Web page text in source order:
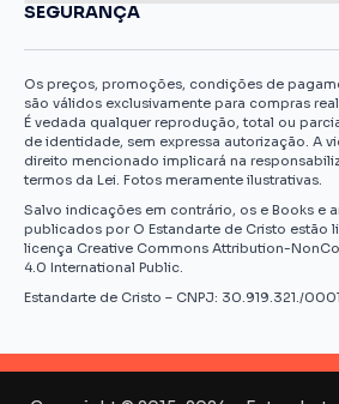
SEGURANÇA
Os preços, promoções, condições de
são válidos exclusivamente para compras
É vedada qualquer reprodução, total ou
de identidade, sem expressa autorização. A
direito mencionado implicará na
termos da Lei. Fotos meramente ilustrativas.
Salvo indicações em contrário, os e Books e
publicados por O Estandarte de Cristo estão
licença Creative Commons Attribution-
4.0 International Public.
Estandarte de Cristo – CNPJ: 30.919.321./